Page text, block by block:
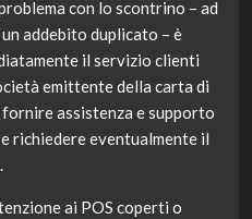
con lo scontrino – ad
addebito duplicato – è
il servizio clienti
emittente della carta di
assistenza e supporto
richiedere eventualmente il
ai POS coperti o